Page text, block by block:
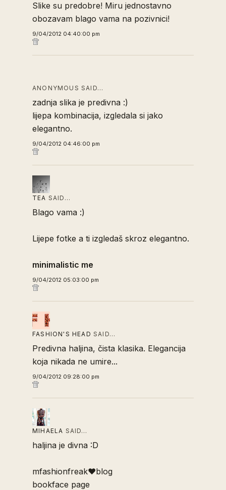
Slike su predobre! Miru jednostavno
obozavam blago vama na pozivnici!
9/04/2012 04:40:00 pm
ANONYMOUS SAID…
zadnja slika je predivna :)
lijepa kombinacija, izgledala si jako
elegantno.
9/04/2012 04:46:00 pm
TEA SAID…
Blago vama :)
Lijepe fotke a ti izgledaš skroz elegantno.
minimalistic me
9/04/2012 05:03:00 pm
FASHION'S HEAD SAID…
Predivna haljina, čista klasika. Elegancija
koja nikada ne umire...
9/04/2012 09:28:00 pm
MIHAELA SAID…
haljina je divna :D
mfashionfreak♥blog
bookface page